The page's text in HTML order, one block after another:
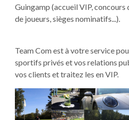
Guingamp (accueil VIP, concours
de joueurs, sièges nominatifs...).
Team Com est à votre service
sportifs privés et vos relations
vos clients et traitez les en VIP.